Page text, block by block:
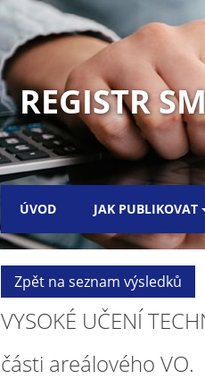
REGISTR
ÚVOD JAK PUBLIKOVAT
Zpět na seznam výsledků
VYSOKÉ UČENÍ
části areálového VO.